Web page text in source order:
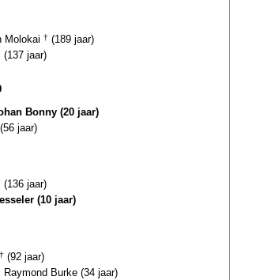
Molokai † (189 jaar)
(137 jaar)
Bonny (20 jaar)
jaar)
(136 jaar)
(10 jaar)
† (92 jaar)
Burke (34 jaar)